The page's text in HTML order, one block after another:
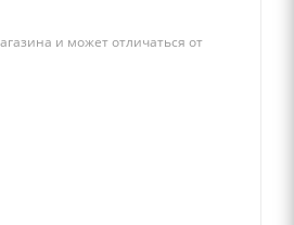
и может отличаться от